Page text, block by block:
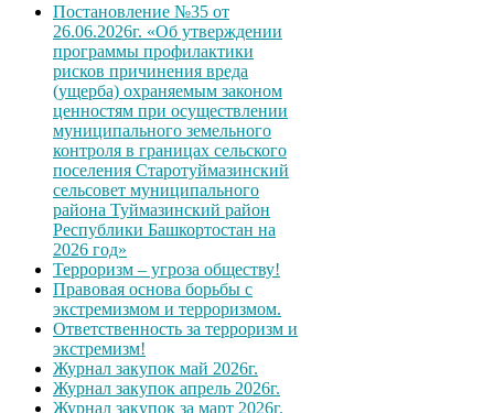
Постановление №35 от
26.06.2026г. «Об утверждении
программы профилактики
рисков причинения вреда
(ущерба) охраняемым законом
ценностям при осуществлении
муниципального земельного
контроля в границах сельского
поселения Старотуймазинский
сельсовет муниципального
района Туймазинский район
Республики Башкортостан на
2026 год»
Терроризм – угроза обществу!
Правовая основа борьбы с
экстремизмом и терроризмом.
Ответственность за терроризм и
экстремизм!
Журнал закупок май 2026г.
Журнал закупок апрель 2026г.
Журнал закупок за март 2026г.